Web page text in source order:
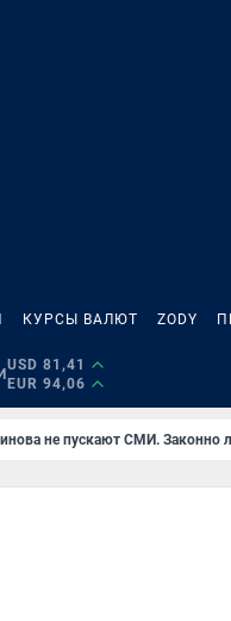
КУРСЫ ВАЛЮТ ZODY
USD 81,41
EUR 94,06
не пускают СМИ. Законно